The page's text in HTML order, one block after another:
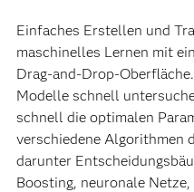
Einfaches Erstellen und
maschinelles Lernen mit
Drag-and-Drop-
Modelle schnell
schnell die optimalen
verschiedene Algorithmen
darunter
Boosting, neuronale